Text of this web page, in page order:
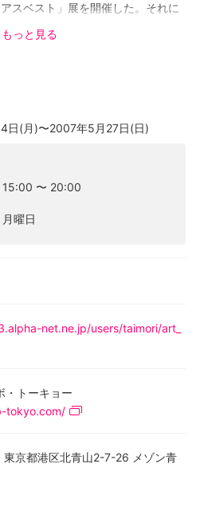
スベスト」展を開催した。それに
応は、作家が故意にアスベストを
した結果だという事実無根の信じ
は必至であり地域住民を危険にさ
ベストを処置するのに多額の財源
今回「黒川紀章マンション移築計
芸術研究所で行うことにした。同
ロジェクトである。元来がメタボ
が適当だろうと考えた。太陽の塔
ン展示し、公的機関や建築界にパ
ストを採取し、それを樹脂で固め
ストによる巨大彫刻「アスベスト
境政策でミスを起こさないための
もっと見る
日(月)〜2007年5月27日(日)
15:00 〜 20:00
月曜日
net.ne.jp/users/taimori/art_
・トーキョー
tokyo.com/
京都港区北青山2-7-26 メゾン青